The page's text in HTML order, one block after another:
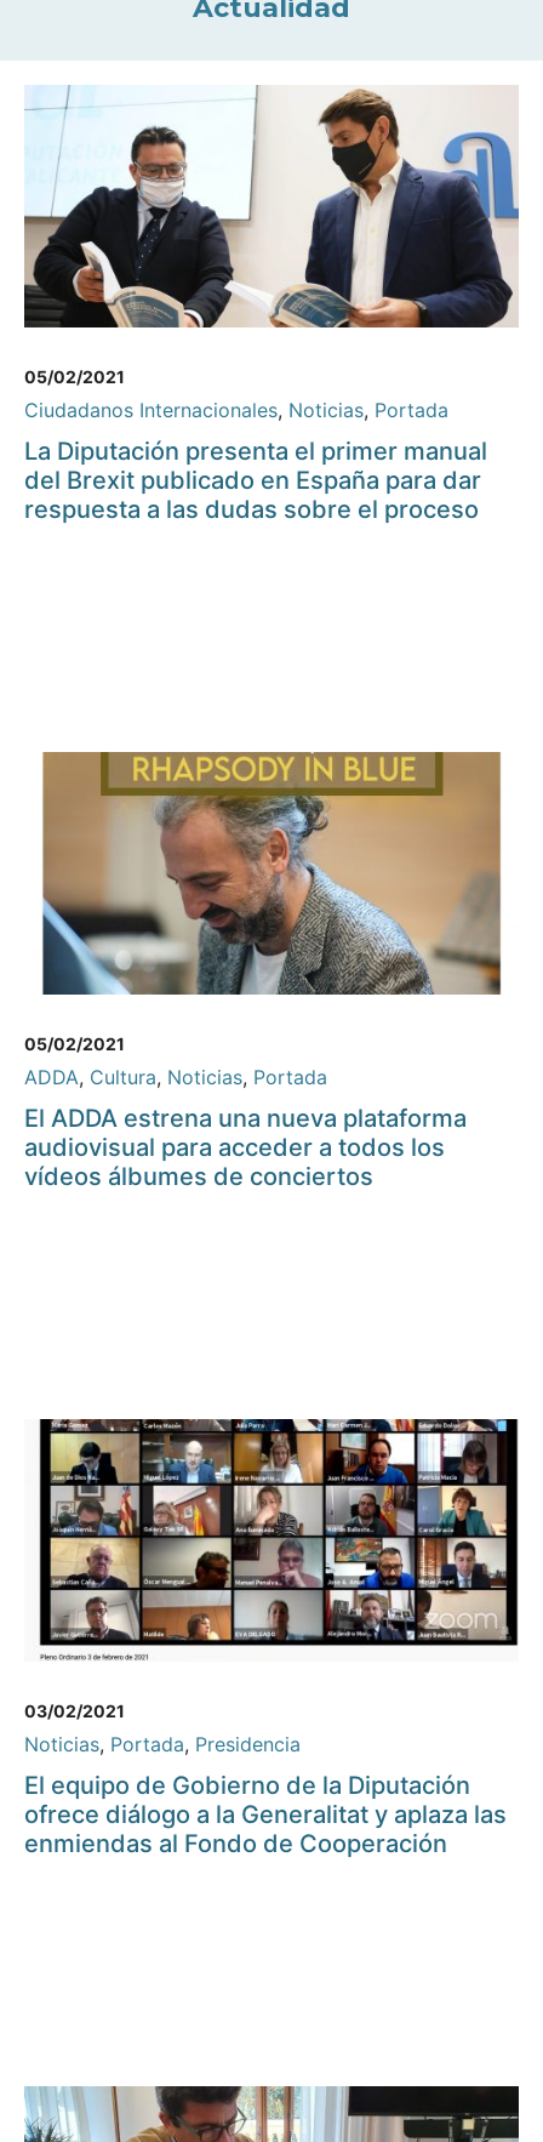
Actualidad
05/02/2021
Ciudadanos Internacionales, Noticias, Portada
La Diputación presenta el primer manual
del Brexit publicado en España para dar
respuesta a las dudas sobre el proceso
05/02/2021
ADDA, Cultura, Noticias, Portada
El ADDA estrena una nueva plataforma
audiovisual para acceder a todos los
vídeos álbumes de conciertos
03/02/2021
Noticias, Portada, Presidencia
El equipo de Gobierno de la Diputación
ofrece diálogo a la Generalitat y aplaza las
enmiendas al Fondo de Cooperación